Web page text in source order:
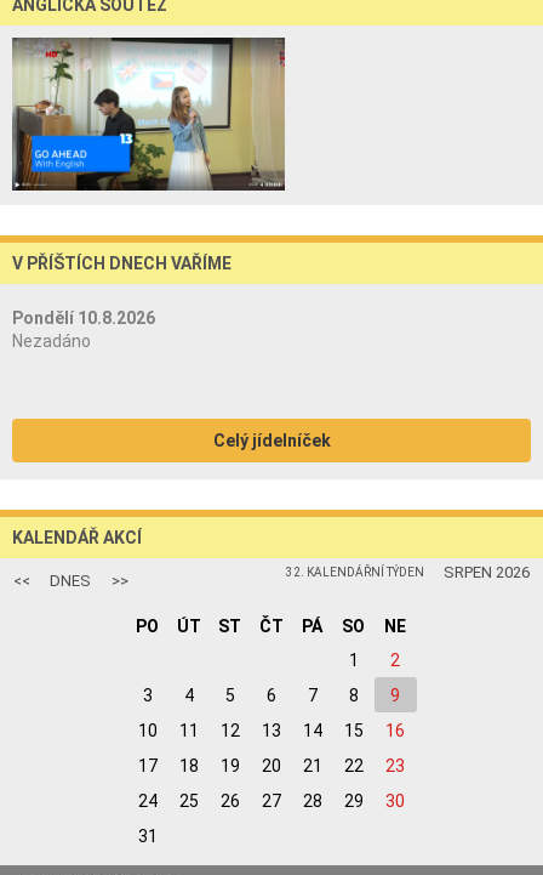
ANGLICKÁ SOUTĚŽ
V PŘÍŠTÍCH DNECH VAŘÍME
Pondělí 10.8.2026
Nezadáno
Celý jídelníček
KALENDÁŘ AKCÍ
<< DNES >> SRPEN 2026
32. KALENDÁŘNÍ TÝDEN
PO ÚT ST ČT PÁ SO
NE
1
2
3
4 5 6 7 8
9
10
11 12 13 14 15
16
17
18 19 20 21 22
23
24
25 26 27 28 29
30
31